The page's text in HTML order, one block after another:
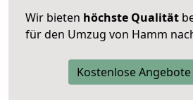
Wir bieten höchste Qualität
für den Umzug von Hamm
Kostenlose